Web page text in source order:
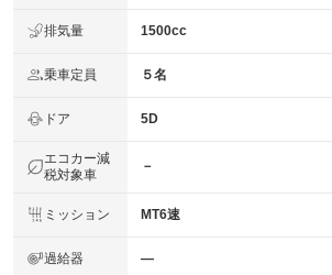
排気量 1500cc
乗車定員 ５名
ドア 5D
エコカー減
税対象車
－
ミッション MT6速
過給器 ―